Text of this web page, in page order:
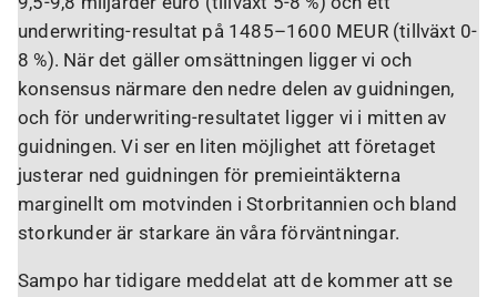
underwriting-resultat på 1485–1600 MEUR (tillväxt 0-
8 %). När det gäller omsättningen ligger vi och
konsensus närmare den nedre delen av guidningen,
och för underwriting-resultatet ligger vi i mitten av
guidningen. Vi ser en liten möjlighet att företaget
justerar ned guidningen för premieintäkterna
marginellt om motvinden i Storbritannien och bland
storkunder är starkare än våra förväntningar.
Sampo har tidigare meddelat att de kommer att se